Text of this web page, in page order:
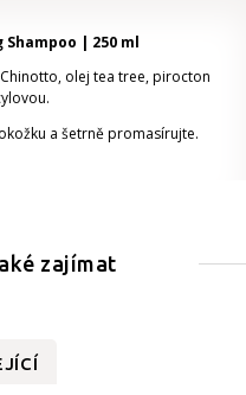
| 250 ml
olej tea tree, pirocton
a šetrně promasírujte.
zajímat